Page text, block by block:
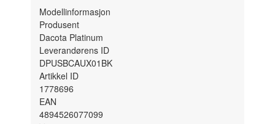
Modellinformasjon
Produsent
Dacota Platinum
Leverandørens ID
DPUSBCAUX01BK
Artikkel ID
1778696
EAN
4894526077099